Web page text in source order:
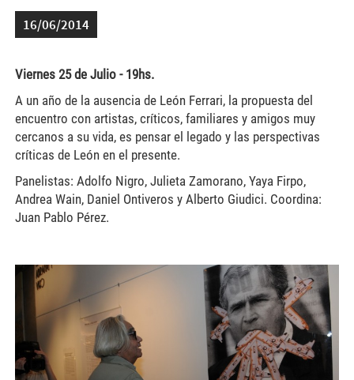
16/06/2014
Viernes 25 de Julio - 19hs.
A un año de la ausencia de León Ferrari, la propuesta del
encuentro con artistas, críticos, familiares y amigos muy
cercanos a su vida, es pensar el legado y las perspectivas
críticas de León en el presente.
Panelistas: Adolfo Nigro, Julieta Zamorano, Yaya Firpo,
Andrea Wain, Daniel Ontiveros y Alberto Giudici. Coordina:
Juan Pablo Pérez.
leon-ferrari-inauguracion-
muestra-ferrari-2010-
1024x680.jpg